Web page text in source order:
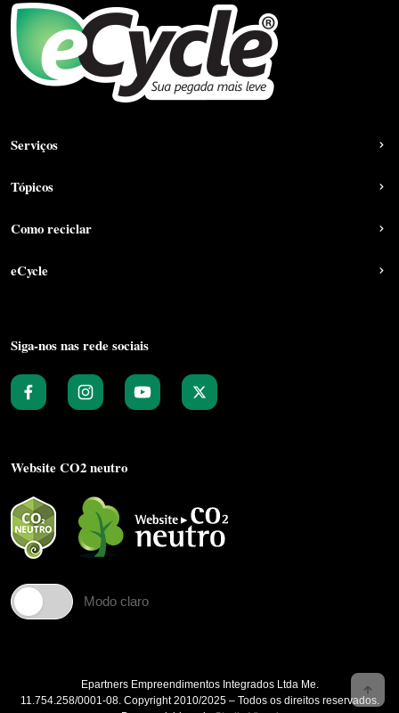
Serviços
Tópicos
Como reciclar
eCycle
Siga-nos nas rede sociais
Website CO2 neutro
Modo claro
Epartners Empreendimentos Integrados Ltda Me.
11.754.258/0001‐08. Copyright 2010/2025 – Todos os direitos reservados.